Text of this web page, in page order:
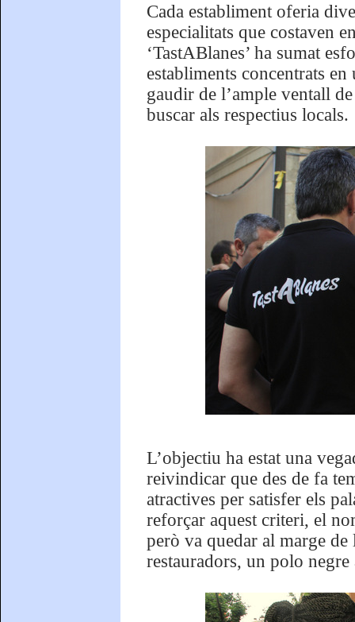
Cada establiment oferia
especialitats que costaven
‘TastABlanes’ ha sumat
establiments concentrats
gaudir de l’ample ventall
buscar als respectius locals.
L’objectiu ha estat una
reivindicar que des de fa
atractives per satisfer els
reforçar aquest criteri, el
però va quedar al marge
restauradors, un polo